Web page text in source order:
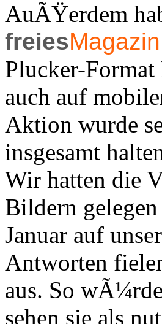
AuÃŸerdem
freiesMagazin
Plucker-
auch auf
Aktion wurde
insgesamt
Wir hatten die
Bildern
Januar auf
Antworten
aus. So
sehen sie als